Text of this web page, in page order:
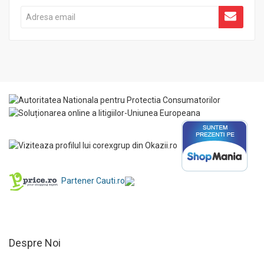
Partener Cauti.ro
Despre Noi